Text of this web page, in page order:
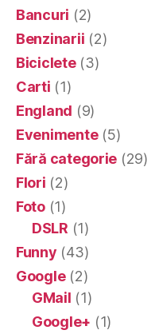
Bancuri (2)
Benzinarii (2)
Biciclete(3)
Carti (1)
England (9)
Evenimente(5)
Fără categorie (29)
Flori (2)
Foto(1)
DSLR (1)
Funny (43)
Google(2)
GMail (1)
Google+ (1)